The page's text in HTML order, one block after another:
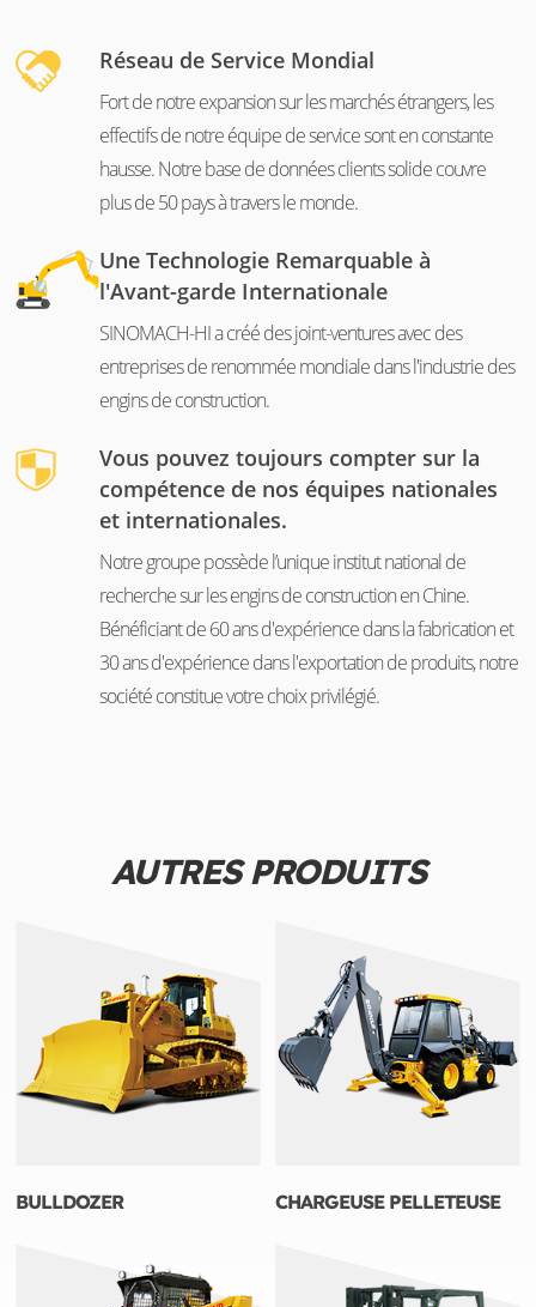
Réseau de Service Mondial
Fort de notre expansion sur les marchés étrangers, les
effectifs de notre équipe de service sont en constante
hausse. Notre base de données clients solide couvre
plus de 50 pays à travers le monde.
Une Technologie Remarquable à
l'Avant-garde Internationale
SINOMACH-HI a créé des joint-ventures avec des
entreprises de renommée mondiale dans l'industrie des
engins de construction.
Vous pouvez toujours compter sur la
compétence de nos équipes nationales
et internationales.
Notre groupe possède l’unique institut national de
recherche sur les engins de construction en Chine.
Bénéficiant de 60 ans d'expérience dans la fabrication et
30 ans d'expérience dans l'exportation de produits, notre
société constitue votre choix privilégié.
AUTRES PRODUITS
BULLDOZER CHARGEUSE PELLETEUSE